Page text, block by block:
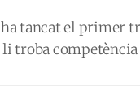
tancat el primer
troba